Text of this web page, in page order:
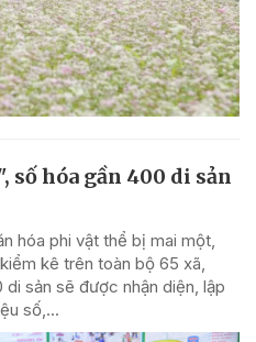
số hóa gần 400 di sản
hóa phi vật thể bị mai một,
kê trên toàn bộ 65 xã,
sản sẽ được nhận diện, lập
số,...